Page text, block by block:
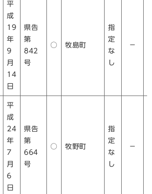
平
成
19
年
9
月
14
日
県告
第
842
号
○ 牧島町
指
定
な
し
－
平
成
24
年
7
月
6
日
県告
第
664
号
○ 牧野町
指
定
な
し
－